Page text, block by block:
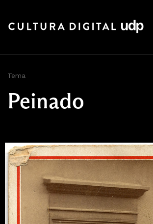
Tema
Peinado